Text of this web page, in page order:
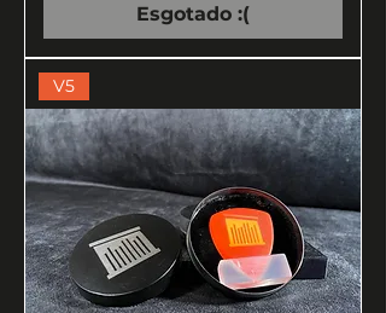
Esgotado :(
V5